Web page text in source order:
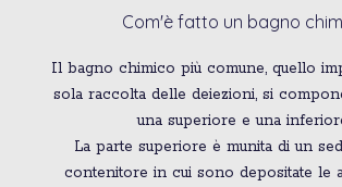
Com'è fatto un bagno
Il bagno chimico più comune, quello
sola raccolta delle deiezioni, si
una superiore e una
La parte superiore è munita di un
contenitore in cui sono depositate le